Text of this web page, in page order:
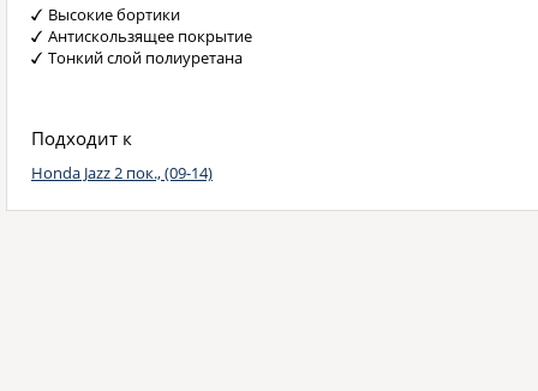
Высокие бортики
Антискользящее покрытие
Тонкий слой полиуретана
Подходит к
Honda Jazz 2 пок., (09-14)